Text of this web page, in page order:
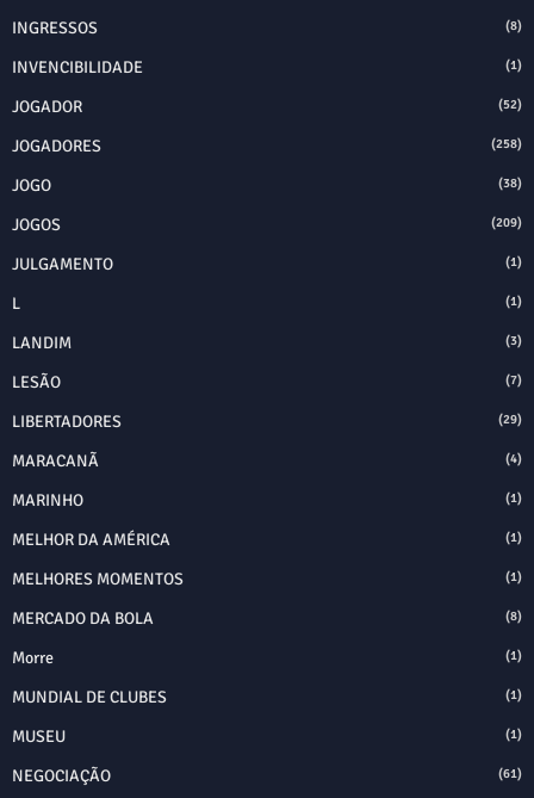
INGRESSOS (8)
INVENCIBILIDADE (1)
JOGADOR (52)
JOGADORES (258)
JOGO (38)
JOGOS (209)
JULGAMENTO (1)
L (1)
LANDIM (3)
LESÃO (7)
LIBERTADORES (29)
MARACANÃ (4)
MARINHO (1)
MELHOR DA AMÉRICA (1)
MELHORES MOMENTOS (1)
MERCADO DA BOLA (8)
Morre (1)
MUNDIAL DE CLUBES (1)
MUSEU (1)
NEGOCIAÇÃO (61)